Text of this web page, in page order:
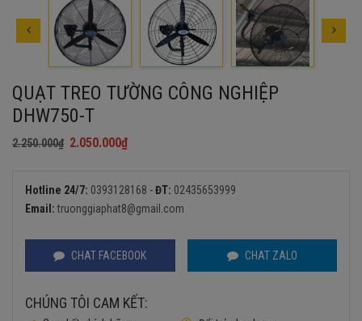
QUẠT TREO TƯỜNG CÔNG NGHIỆP
DHW750-T
2.250.000₫
2.250.000₫.
2.050.000₫
Hotline 24/7: 0393128168 -ĐT: 02435653999
Email: truonggiaphat8@gmail.com
CHAT FACEBOOK CHAT ZALO
CHÚNG TÔI CAM KẾT: